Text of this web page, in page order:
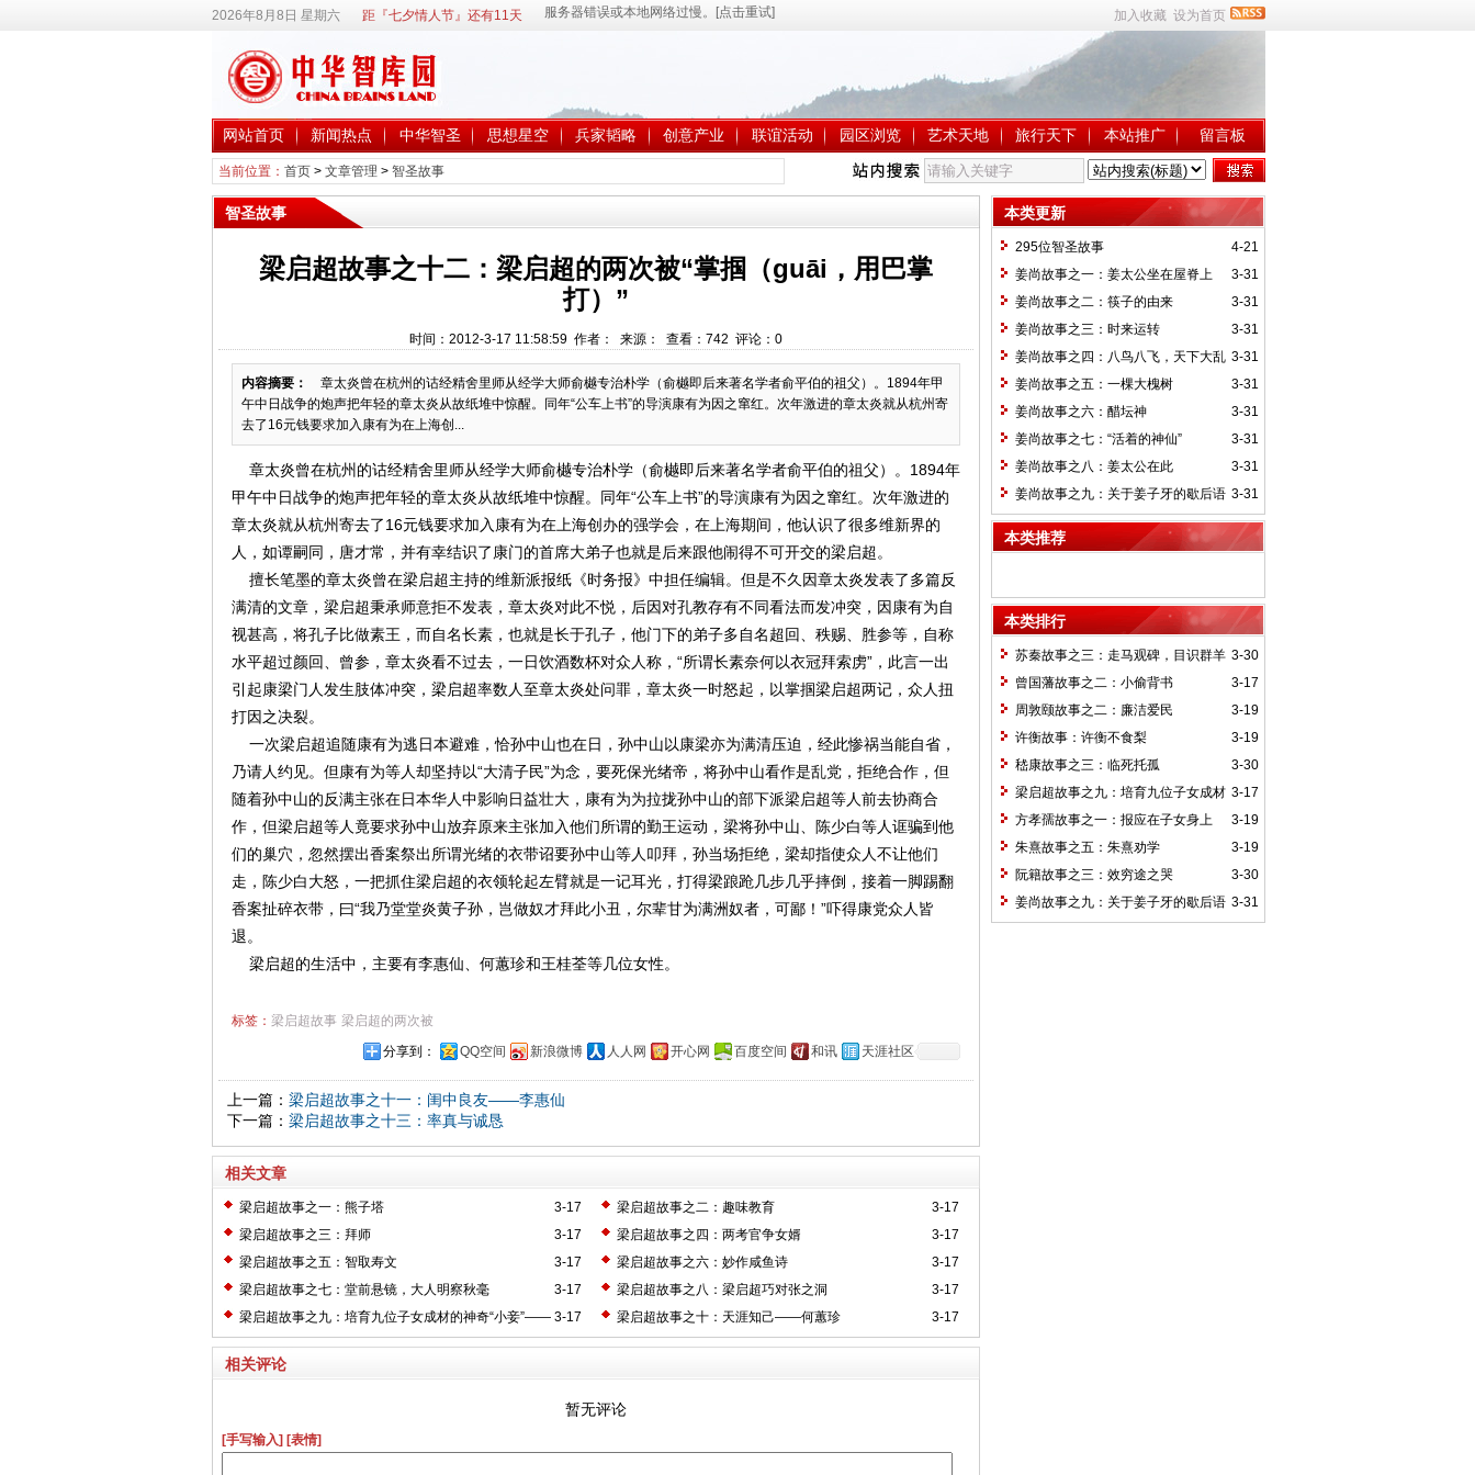
2026年8月8日 星期六 距『七夕情人节』还有11天 加入收藏 设为首页
网站首页 新闻热点 中华智圣 思想星空 兵家韬略 创意产业 联谊活动 园区浏览 艺术天地 旅行天下 本站推广 留言板
当前位置： 首页> 文章管理 > 智圣故事
智圣故事
梁启超故事之十二：梁启超的两次被“掌掴（guāi，用巴掌
打）”
时间：2012-3-17 11:58:59 作者： 来源： 查看： 742 评论： 0
内容摘要：
章太炎曾在杭州的诂经精舍里师从经学大师俞樾专治朴学（俞樾即后来著名学者俞平伯的祖父）。1894年甲
午中日战争的炮声把年轻的章太炎从故纸堆中惊醒。同年“公车上书”的导演康有为因之窜红。次年激进的章太炎就从杭州寄
去了16元钱要求加入康有为在上海创...
章太炎曾在杭州的诂经精舍里师从经学大师俞樾专治朴学（俞樾即后来著名学者俞平伯的祖父）。1894年
甲午中日战争的炮声把年轻的章太炎从故纸堆中惊醒。同年“公车上书”的导演康有为因之窜红。次年激进的
章太炎就从杭州寄去了16元钱要求加入康有为在上海创办的强学会，在上海期间，他认识了很多维新界的
人，如谭嗣同，唐才常，并有幸结识了康门的首席大弟子也就是后来跟他闹得不可开交的梁启超。
擅长笔墨的章太炎曾在梁启超主持的维新派报纸《时务报》中担任编辑。但是不久因章太炎发表了多篇反
满清的文章，梁启超秉承师意拒不发表，章太炎对此不悦，后因对孔教存有不同看法而发冲突，因康有为自
视甚高，将孔子比做素王，而自名长素，也就是长于孔子，他门下的弟子多自名超回、秩赐、胜参等，自称
水平超过颜回、曾参，章太炎看不过去，一日饮酒数杯对众人称，“所谓长素奈何以衣冠拜索虏”，此言一出
引起康梁门人发生肢体冲突，梁启超率数人至章太炎处问罪，章太炎一时怒起，以掌掴梁启超两记，众人扭
打因之决裂。
一次梁启超追随康有为逃日本避难，恰孙中山也在日，孙中山以康梁亦为满清压迫，经此惨祸当能自省，
乃请人约见。但康有为等人却坚持以“大清子民”为念，要死保光绪帝，将孙中山看作是乱党，拒绝合作，但
随着孙中山的反满主张在日本华人中影响日益壮大，康有为为拉拢孙中山的部下派梁启超等人前去协商合
作，但梁启超等人竟要求孙中山放弃原来主张加入他们所谓的勤王运动，梁将孙中山、陈少白等人诓骗到他
们的巢穴，忽然摆出香案祭出所谓光绪的衣带诏要孙中山等人叩拜，孙当场拒绝，梁却指使众人不让他们
走，陈少白大怒，一把抓住梁启超的衣领轮起左臂就是一记耳光，打得梁踉跄几步几乎摔倒，接着一脚踢翻
香案扯碎衣带，曰“我乃堂堂炎黄子孙，岂做奴才拜此小丑，尔辈甘为满洲奴者，可鄙！”吓得康党众人皆
退。
梁启超的生活中，主要有李惠仙、何蕙珍和王桂荃等几位女性。
标签： 梁启超故事 梁启超的两次被
分享到：
QQ空间 新浪微博 人人网 开心网 百度空间 和讯 天涯社区
上一篇： 梁启超故事之十一：闺中良友——李惠仙
下一篇： 梁启超故事之十三：率真与诚恳
相关文章
3-17
梁启超故事之一：熊子塔 3-17
梁启超故事之二：趣味教育
3-17
梁启超故事之三：拜师 3-17
梁启超故事之四：两考官争女婿
3-17
梁启超故事之五：智取寿文 3-17
梁启超故事之六：妙作咸鱼诗
3-17
梁启超故事之七：堂前悬镜，大人明察秋毫 3-17
梁启超故事之八：梁启超巧对张之洞
3-17
梁启超故事之九：培育九位子女成材的神奇“小妾”——
王桂荃
3-17
梁启超故事之十：天涯知己——何蕙珍
相关评论
暂无评论
[手写输入] [表情]
本类更新
4-21
295位智圣故事
3-31
姜尚故事之一：姜太公坐在屋脊上
3-31
姜尚故事之二：筷子的由来
3-31
姜尚故事之三：时来运转
3-31
姜尚故事之四：八鸟八飞，天下大乱
3-31
姜尚故事之五：一棵大槐树
3-31
姜尚故事之六：醋坛神
3-31
姜尚故事之七：“活着的神仙”
3-31
姜尚故事之八：姜太公在此
3-31
姜尚故事之九：关于姜子牙的歇后语
本类推荐
本类排行
3-30
苏秦故事之三：走马观碑，目识群羊
3-17
曾国藩故事之二：小偷背书
3-19
周敦颐故事之二：廉洁爱民
3-19
许衡故事：许衡不食梨
3-30
嵇康故事之三：临死托孤
3-17
梁启超故事之九：培育九位子女成材
的神奇“小妾”——王桂荃
3-19
方孝孺故事之一：报应在子女身上
3-19
朱熹故事之五：朱熹劝学
3-30
阮籍故事之三：效穷途之哭
3-31
姜尚故事之九：关于姜子牙的歇后语